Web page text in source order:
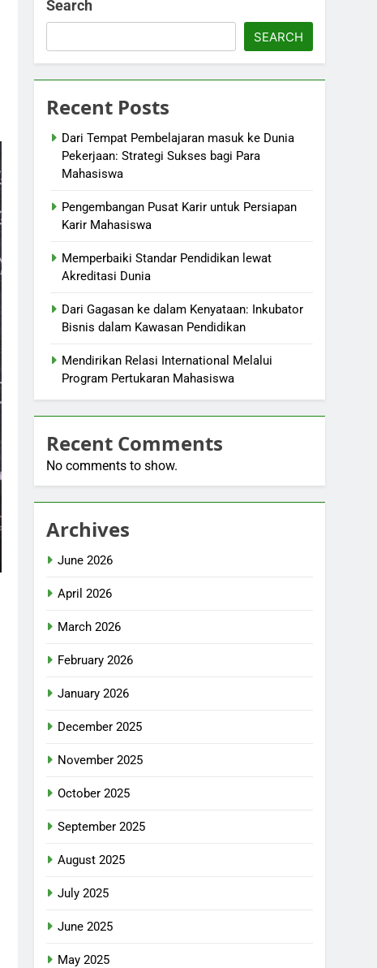
Search
SEARCH
Recent Posts
Dari Tempat Pembelajaran masuk ke Dunia
Pekerjaan: Strategi Sukses bagi Para
Mahasiswa
Pengembangan Pusat Karir untuk Persiapan
Karir Mahasiswa
Memperbaiki Standar Pendidikan lewat
Akreditasi Dunia
Dari Gagasan ke dalam Kenyataan: Inkubator
Bisnis dalam Kawasan Pendidikan
Mendirikan Relasi International Melalui
Program Pertukaran Mahasiswa
Recent Comments
No comments to show.
Archives
June 2026
April 2026
March 2026
February 2026
January 2026
December 2025
November 2025
October 2025
September 2025
August 2025
July 2025
June 2025
May 2025